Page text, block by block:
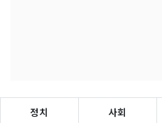
정치 사회